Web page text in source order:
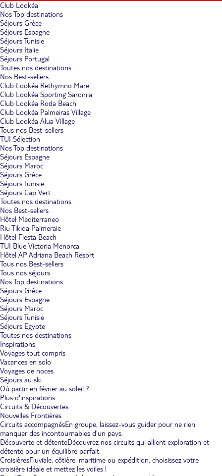
Club Lookéa
Nos Top destinations
Séjours Grèce
Séjours Espagne
Séjours Tunisie
Séjours Italie
Séjours Portugal
Toutes nos destinations
Nos Best-sellers
Club Lookéa Rethymno Mare
Club Lookéa Sporting Sardinia
Club Lookéa Roda Beach
Club Lookéa Palmeiras Village
Club Lookéa Alua Village
Tous nos Best-sellers
TUI Sélection
Nos Top destinations
Séjours Espagne
Séjours Maroc
Séjours Grèce
Séjours Tunisie
Séjours Cap Vert
Toutes nos destinations
Nos Best-sellers
Hôtel Mediterraneo
Riu Tikida Palmeraie
Hôtel Fiesta Beach
TUI Blue Victoria Menorca
Hôtel AP Adriana Beach Resort
Tous nos Best-sellers
Tous nos séjours
Nos Top destinations
Séjours Grèce
Séjours Espagne
Séjours Maroc
Séjours Tunisie
Séjours Egypte
Toutes nos destinations
Inspirations
Voyages tout compris
Vacances en solo
Voyages de noces
Séjours au ski
Où partir en février au soleil ?
Plus d'inspirations
Circuits & Découvertes
Nouvelles Frontières
Circuits accompagnésEn groupe, laissez-vous guider pour ne rien
manquer des incontournables d'un pays.
Découverte et détenteDécouvrez nos circuits qui allient exploration et
détente pour un équilibre parfait.
CroisièresFluviale, côtière, maritime ou expédition, choisissez votre
croisière idéale et mettez les voiles !